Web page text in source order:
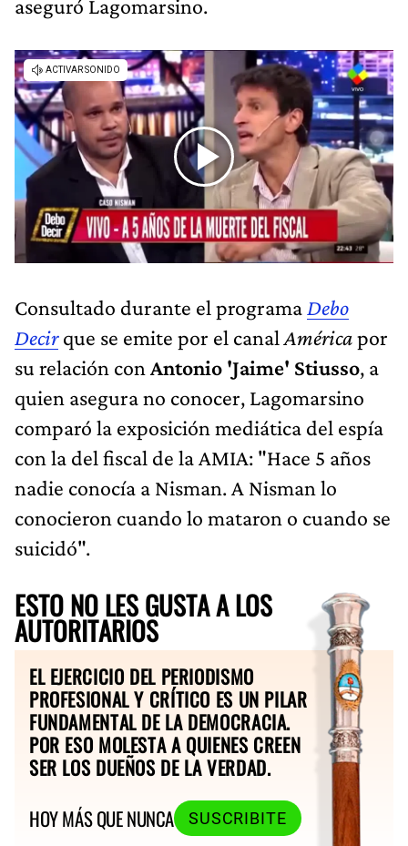
aseguró Lagomarsino.
Consultado durante el programa Debo
Decir que se emite por el canal Américapor
su relación con Antonio 'Jaime' Stiusso, a
quien asegura no conocer, Lagomarsino
comparó la exposición mediática del espía
con la del fiscal de la AMIA: "Hace 5 años
nadie conocía a Nisman. A Nisman lo
conocieron cuando lo mataron o cuando se
suicidó".
ESTO NO LES GUSTA A LOS
AUTORITARIOS
EL EJERCICIO DEL PERIODISMO
PROFESIONAL Y CRÍTICO ES UN PILAR
FUNDAMENTAL DE LA DEMOCRACIA.
POR ESO MOLESTA A QUIENES CREEN
SER LOS DUEÑOS DE LA VERDAD.
HOY MÁS QUE NUNCA
SUSCRIBITE